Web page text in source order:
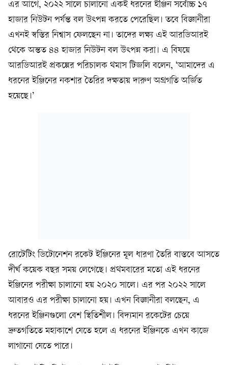
এর আগে, ২০২২ সালে চালানো একই ধরনের ইঞ্জিন সর্বোচ্চ ১৭
হাজার নিউটন পর্যন্ত বল উৎপন্ন করতে পেরেছিল। তবে বিজ্ঞানীরা
এখনই স্বস্তির নিশ্বাস ফেলছেন না। তাদের লক্ষ্য এই আরডিআরই
থেকে অন্তত ৪৪ হাজার নিউটন বল উৎপন্ন করা। এ বিষয়ে
আরডিআরই প্রকল্পের পরিচালক থমাস টিজলি বলেন, ‘আমাদের এ
ধরনের ইঞ্জিনের নকশার তৈরির দক্ষতায় দারুণ অগ্রগতি অর্জিত
হয়েছে।’
রোটেটিং ডিটোনেশন রকেট ইঞ্জিনের মূল ধারণা তৈরি বাস্তবে আসতে
দীর্ঘ কয়েক বছর সময় লেগেছে। প্রথমবারের মতো এই ধরনের
ইঞ্জিনের পরীক্ষা চালানো হয় ২০২০ সালে। এর পর ২০২২ সালে
আবারও এর পরীক্ষা চালানো হয়। এখন বিজ্ঞানীরা বলছেন, এ
ধরনের ইঞ্জিনগুলো বেশ স্থিতিশীল। বিদ্যমান রকেটের চেয়ে
দ্রুতগতিতে মহাকাশে যেতে হলে এ ধরনের ইঞ্জিনকে এখন কাজে
লাগানো যেতে পারে।